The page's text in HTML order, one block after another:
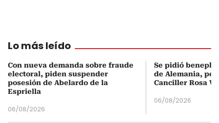
Lo más leído
Con nueva demanda sobre fraude
electoral, piden suspender
posesión de Abelardo de la
Espriella
06/08/2026
Se pidió
de Alemania,
Canciller Rosa
06/08/2026